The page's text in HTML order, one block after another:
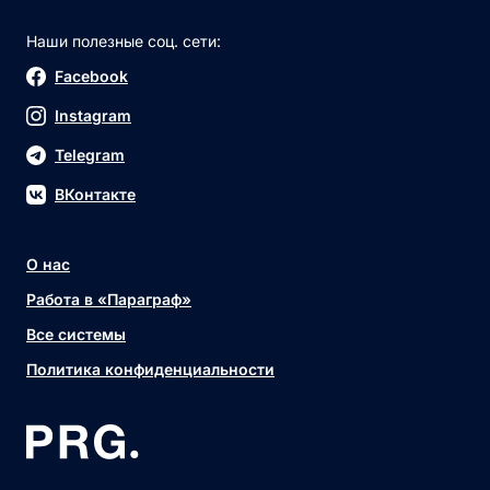
Наши полезные соц. сети:
Facebook
Instagram
Telegram
ВКонтакте
О нас
Работа в «Параграф»
Все системы
Политика конфиденциальности